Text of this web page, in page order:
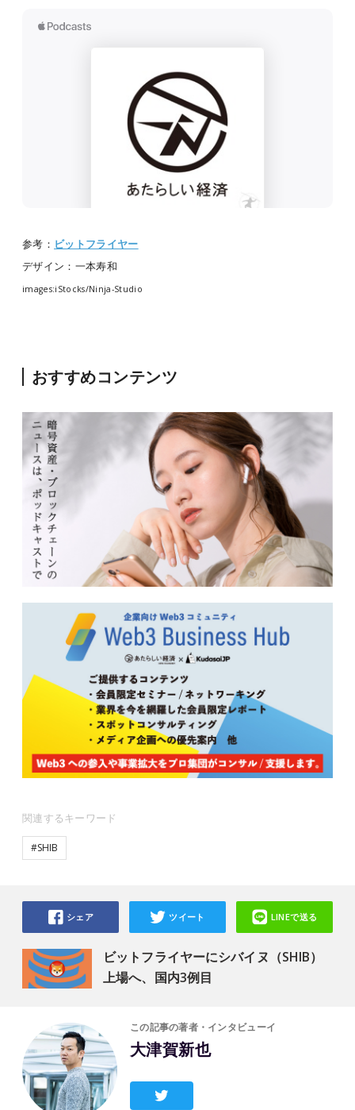
参考： ビットフライヤー
デザイン：一本寿和
images:iStocks/Ninja-Studio
おすすめコンテンツ
関連するキーワード
#SHIB
ビットフライヤーにシバイヌ（SHIB）
上場へ、国内3例目
シェア ツイート LINEで送る
この記事の著者・インタビューイ
大津賀新也